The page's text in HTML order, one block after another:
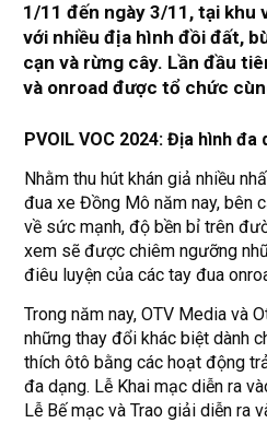
1/11 đến ngày 3/11, tại khu
với nhiều địa hình đồi đất,
cạn và rừng cây. Lần đầu
và onroad được tổ chức
PVOIL VOC 2024: Địa hình
Nhằm thu hút khán giả nhiều
đua xe Đồng Mô năm nay, bên
về sức mạnh, độ bền bỉ trên
xem sẽ được chiêm ngưỡng
điêu luyện của các tay đua
Trong năm nay, OTV Media và
những thay đổi khác biệt dành
thích ôtô bằng các hoạt động
đa dạng. Lễ Khai mạc diễn ra
Lễ Bế mạc và Trao giải diễn ra